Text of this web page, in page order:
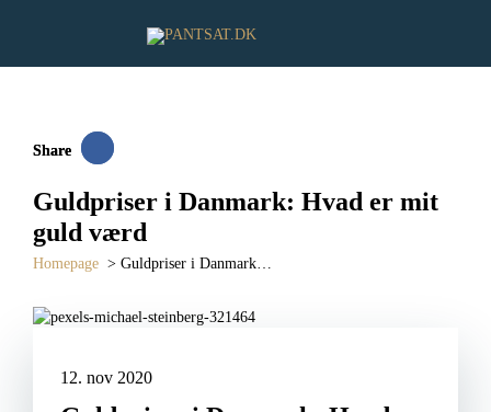
Guldpriser i Danmark: Hvad er mit
guld værd
homepage > Guldpriser i Danmark…
12. nov 2020
Share
Share